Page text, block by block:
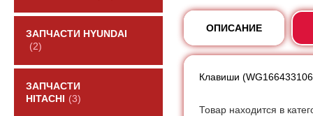
ЗАПЧАСТИ HYUNDAI
(2)
ЗАПЧАСТИ
HITACHI
(3)
ОПИСАНИЕ
Клавиши
Товар находится в